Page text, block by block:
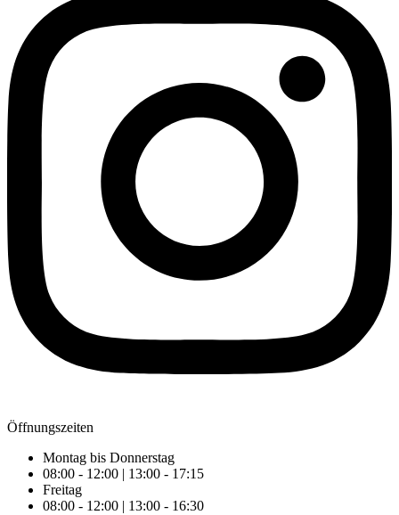
Öffnungszeiten
Montag bis Donnerstag
08:00 - 12:00 | 13:00 - 17:15
Freitag
08:00 - 12:00 | 13:00 - 16:30